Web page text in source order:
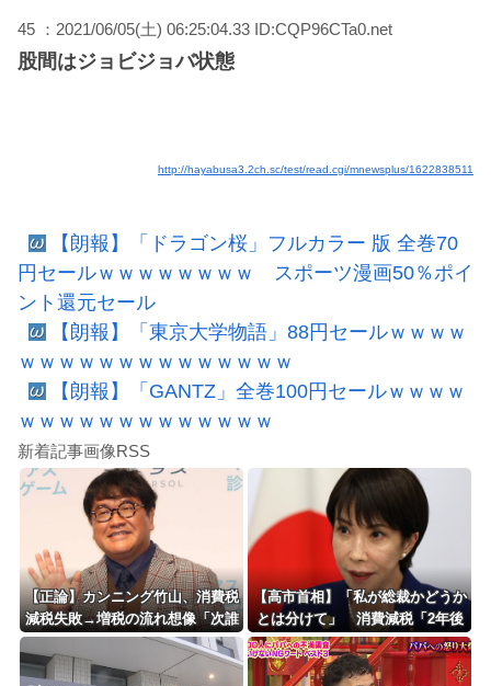
45 ：2021/06/05(土) 06:25:04.33 ID:CQP96CTa0.net
股間はジョビジョバ状態
http://hayabusa3.2ch.sc/test/read.cgi/mnewsplus/1622838511
【朗報】「ドラゴン桜」フルカラー 版 全巻70
円セールｗｗｗｗｗｗｗｗ スポーツ漫画50％ポイ
ント還元セール
【朗報】「東京大学物語」88円セールｗｗｗｗ
ｗｗｗｗｗｗｗｗｗｗｗｗｗｗ
【朗報】「GANTZ」全巻100円セールｗｗｗｗ
ｗｗｗｗｗｗｗｗｗｗｗｗｗ
新着記事画像RSS
【正論】カンニング竹山、消費税
減税失敗→増税の流れ想像「次誰
が総理やりたいと思います？」
【高市首相】「私が総裁かどうか
とは分けて」 消費減税「2年後
に私の責任で戻す」発言を説明